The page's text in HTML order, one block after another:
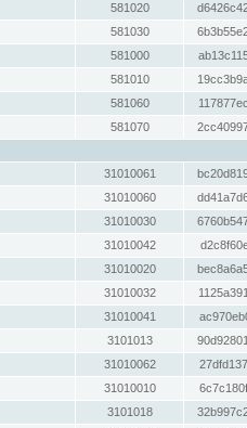
581020
581030
581000
581010
581060
581070
31010061
31010060
31010030
31010042
31010020
31010032
31010041
3101013
31010062
31010010
3101018